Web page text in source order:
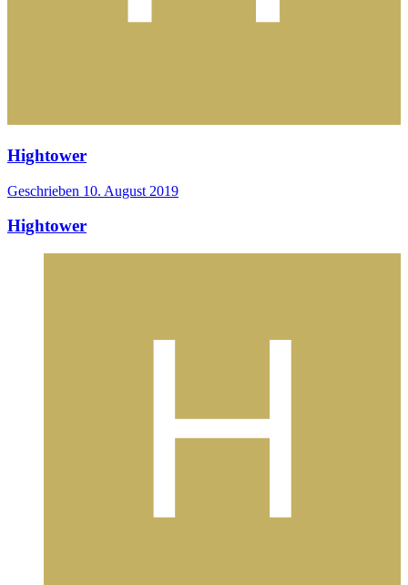
Hightower
Geschrieben 10. August 2019
Hightower